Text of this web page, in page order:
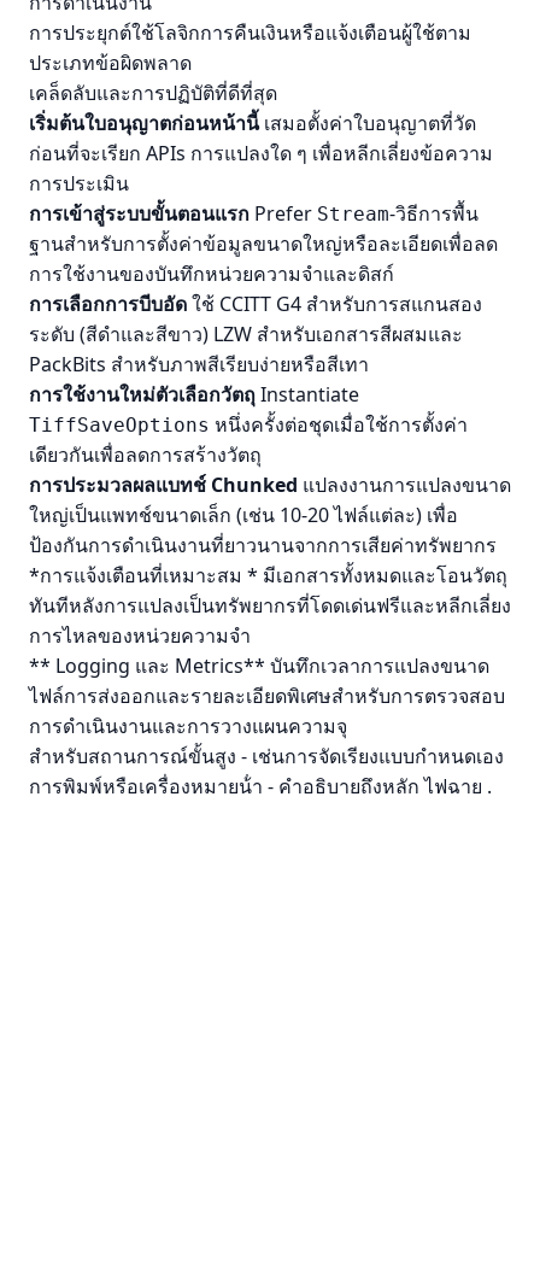
การประยุกต์ใช้โลจิกการคืนเงินหรือแจ้งเตือนผู้ใช้ตาม
ประเภทข้อผิดพลาด
เคล็ดลับและการปฏิบัติที่ดีที่สุด
เริ่มต้นใบอนุญาตก่อนหน้านี้เสมอตั้งค่าใบอนุญาตที่วัด
ก่อนที่จะเรียก APIs การแปลงใด ๆ เพื่อหลีกเลี่ยงข้อความ
การประเมิน
การเข้าสู่ระบบขั้นตอนแรก Prefer Stream-วิธีการพื้น
ฐานสําหรับการตั้งค่าข้อมูลขนาดใหญ่หรือละเอียดเพื่อลด
การใช้งานของบันทึกหน่วยความจําและดิสก์
การเลือกการบีบอัดใช้ CCITT G4 สําหรับการสแกนสอง
ระดับ (สีดําและสีขาว) LZW สําหรับเอกสารสีผสมและ
PackBits สําหรับภาพสีเรียบง่ายหรือสีเทา
การใช้งานใหม่ตัวเลือกวัตถุInstantiate
TiffSaveOptions หนึ่งครั้งต่อชุดเมื่อใช้การตั้งค่า
เดียวกันเพื่อลดการสร้างวัตถุ
การประมวลผลแบทช์ Chunked แปลงงานการแปลงขนาด
ใหญ่เป็นแพทช์ขนาดเล็ก (เช่น 10-20 ไฟล์แต่ละ) เพื่อ
ป้องกันการดําเนินงานที่ยาวนานจากการเสียค่าทรัพยากร
*การแจ้งเตือนที่เหมาะสม * มีเอกสารทั้งหมดและโอนวัตถุ
ทันทีหลังการแปลงเป็นทรัพยากรที่โดดเด่นฟรีและหลีกเลี่ยง
การไหลของหน่วยความจํา
** Logging และ Metrics** บันทึกเวลาการแปลงขนาด
ไฟล์การส่งออกและรายละเอียดพิเศษสําหรับการตรวจสอบ
การดําเนินงานและการวางแผนความจุ
สําหรับสถานการณ์ขั้นสูง - เช่นการจัดเรียงแบบกําหนดเอง
การพิมพ์หรือเครื่องหมายน้ํา - คําอธิบายถึงหลักไฟฉาย .